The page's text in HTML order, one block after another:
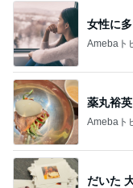
女性に
Amebaト
薬丸裕
Amebaト
だいた